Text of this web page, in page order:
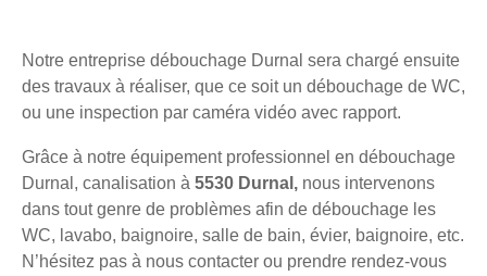
Notre entreprise débouchage Durnal sera chargé ensuite
des travaux à réaliser, que ce soit un débouchage de WC,
ou une inspection par caméra vidéo avec rapport.
Grâce à notre équipement professionnel en débouchage
Durnal, canalisation à 5530 Durnal, nous intervenons
dans tout genre de problèmes afin de débouchage les
WC, lavabo, baignoire, salle de bain, évier, baignoire, etc.
N’hésitez pas à nous contacter ou prendre rendez-vous